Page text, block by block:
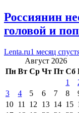
Россиянин
головой и
Lenta.ru1 месяц
Август 2026
Пн Вт Ср Чт Пт Сб
1
3
4 5 6 7 8
10 11 12 13 14 15